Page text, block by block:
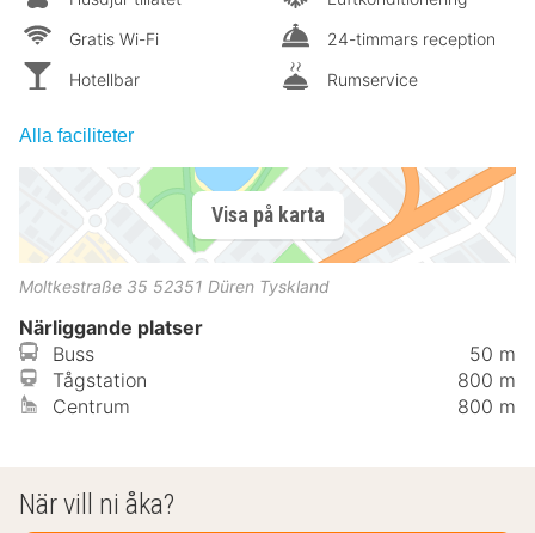
Gratis Wi-Fi
Hotellbar
24-timmars reception
Rumservice
Alla faciliteter
Visa på karta
Moltkestraße 35 52351 Düren Tyskland
Närliggande platser
Buss
50 m
Tågstation
800 m
Centrum
800 m
När vill ni åka?